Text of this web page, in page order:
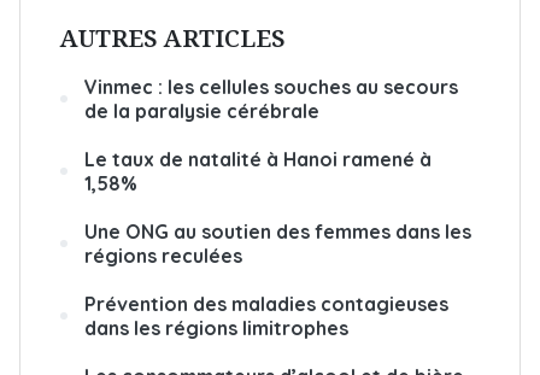
AUTRES ARTICLES
Vinmec : les cellules souches au secours
de la paralysie cérébrale
Le taux de natalité à Hanoi ramené à
1,58%
Une ONG au soutien des femmes dans les
régions reculées
Prévention des maladies contagieuses
dans les régions limitrophes